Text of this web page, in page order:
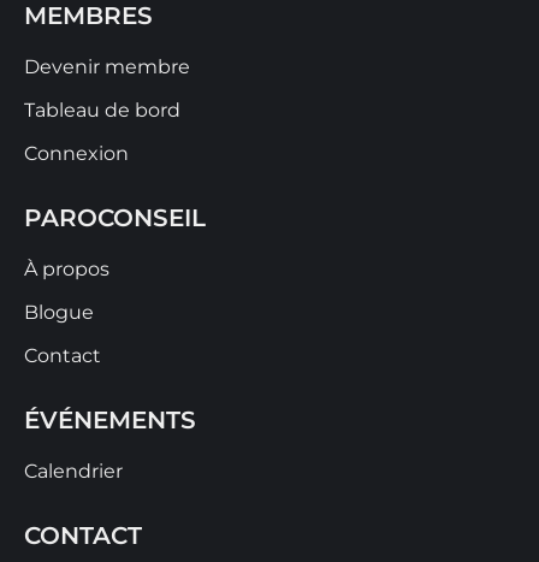
MEMBRES
Devenir membre
Tableau de bord
Connexion
PAROCONSEIL
À propos
Blogue
Contact
ÉVÉNEMENTS
Calendrier
CONTACT